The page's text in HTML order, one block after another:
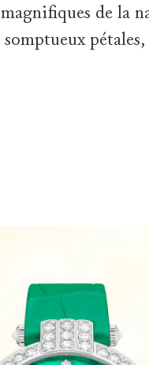
magnifiques de la
somptueux